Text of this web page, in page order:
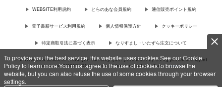
To provide you the best service, this website uses cookies.See our Cookie
Policy to learn more.You must agree to the use of cookies to browse the
website, but you can also refuse the use of some cookies through your browser
settings.
WEBSITE利用規約 とらのあな会員規約 通信販売ポイント規約
電子書籍サービス利用規約 個人情報保護方針 クッキーポリシー
特定商取引法に基づく表示 なりすまし・いたずら注文について
For Overseas customer, now you can ship your purchases by using purchases agent
services “AOCS”! Click {more…} for more information …more